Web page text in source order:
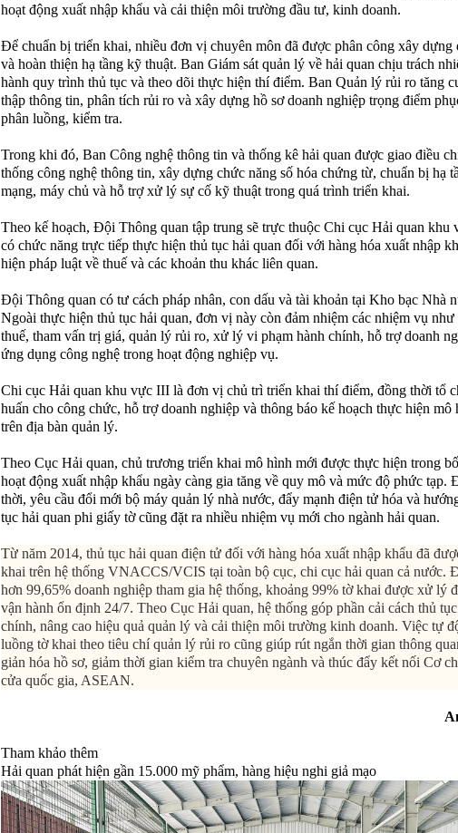
hoạt động xuất nhập khẩu và cải thiện môi trường đầu tư, kinh doanh.
Để chuẩn bị triển khai, nhiều đơn vị chuyên môn đã được phân công xây dựng
và hoàn thiện hạ tầng kỹ thuật. Ban Giám sát quản lý về hải quan chịu trách
hành quy trình thủ tục và theo dõi thực hiện thí điểm. Ban Quản lý rủi ro tăng
thập thông tin, phân tích rủi ro và xây dựng hồ sơ doanh nghiệp trọng điểm
phân luồng, kiểm tra.
Trong khi đó, Ban Công nghệ thông tin và thống kê hải quan được giao điều
thống công nghệ thông tin, xây dựng chức năng số hóa chứng từ, chuẩn bị hạ
mạng, máy chủ và hỗ trợ xử lý sự cố kỹ thuật trong quá trình triển khai.
Theo kế hoạch, Đội Thông quan tập trung sẽ trực thuộc Chi cục Hải quan khu
có chức năng trực tiếp thực hiện thủ tục hải quan đối với hàng hóa xuất nhập
hiện pháp luật về thuế và các khoản thu khác liên quan.
Đội Thông quan có tư cách pháp nhân, con dấu và tài khoản tại Kho bạc Nhà
Ngoài thực hiện thủ tục hải quan, đơn vị này còn đảm nhiệm các nhiệm vụ
thuế, tham vấn trị giá, quản lý rủi ro, xử lý vi phạm hành chính, hỗ trợ doanh
ứng dụng công nghệ trong hoạt động nghiệp vụ.
Chi cục Hải quan khu vực III là đơn vị chủ trì triển khai thí điểm, đồng thời tổ
huấn cho công chức, hỗ trợ doanh nghiệp và thông báo kế hoạch thực hiện mô
trên địa bàn quản lý.
Theo Cục Hải quan, chủ trương triển khai mô hình mới được thực hiện trong
hoạt động xuất nhập khẩu ngày càng gia tăng về quy mô và mức độ phức tạp.
thời, yêu cầu đổi mới bộ máy quản lý nhà nước, đẩy mạnh điện tử hóa và
tục hải quan phi giấy tờ cũng đặt ra nhiều nhiệm vụ mới cho ngành hải quan.
Từ năm 2014, thủ tục hải quan điện tử đối với hàng hóa xuất nhập khẩu đã
khai trên hệ thống VNACCS/VCIS tại toàn bộ cục, chi cục hải quan cả nước.
hơn 99,65% doanh nghiệp tham gia hệ thống, khoảng 99% tờ khai được xử lý
vận hành ổn định 24/7. Theo Cục Hải quan, hệ thống góp phần cải cách thủ
chính, nâng cao hiệu quả quản lý và cải thiện môi trường kinh doanh. Việc tự
luồng tờ khai theo tiêu chí quản lý rủi ro cũng giúp rút ngắn thời gian thông
giản hóa hồ sơ, giảm thời gian kiểm tra chuyên ngành và thúc đẩy kết nối Cơ
cửa quốc gia, ASEAN.
Tham khảo thêm
Hải quan phát hiện gần 15.000 mỹ phẩm, hàng hiệu nghi giả mạo